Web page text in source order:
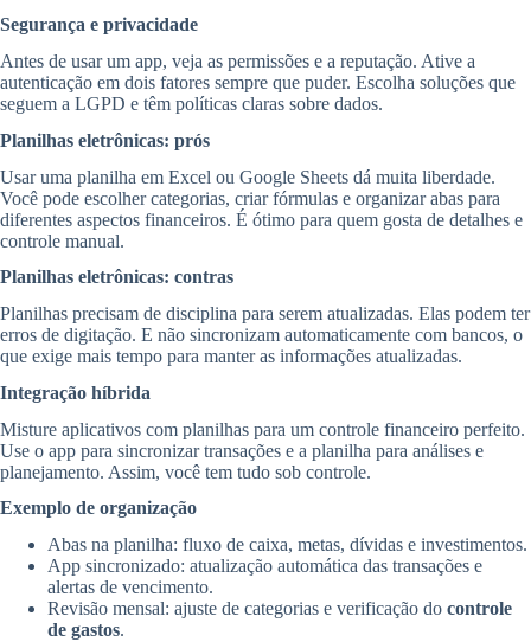
Segurança e privacidade
Antes de usar um app, veja as permissões e a reputação. Ative a
autenticação em dois fatores sempre que puder. Escolha soluções que
seguem a LGPD e têm políticas claras sobre dados.
Planilhas eletrônicas: prós
Usar uma planilha em Excel ou Google Sheets dá muita liberdade.
Você pode escolher categorias, criar fórmulas e organizar abas para
diferentes aspectos financeiros. É ótimo para quem gosta de detalhes e
controle manual.
Planilhas eletrônicas: contras
Planilhas precisam de disciplina para serem atualizadas. Elas podem ter
erros de digitação. E não sincronizam automaticamente com bancos, o
que exige mais tempo para manter as informações atualizadas.
Integração híbrida
Misture aplicativos com planilhas para um controle financeiro perfeito.
Use o app para sincronizar transações e a planilha para análises e
planejamento. Assim, você tem tudo sob controle.
Exemplo de organização
Abas na planilha: fluxo de caixa, metas, dívidas e investimentos.
App sincronizado: atualização automática das transações e
alertas de vencimento.
Revisão mensal: ajuste de categorias e verificação do controle
de gastos.